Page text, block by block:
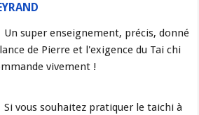
Un super enseignement, précis, donné
de Pierre et l'exigence du Tai chi
vivement !
Si vous souhaitez pratiquer le taichi à